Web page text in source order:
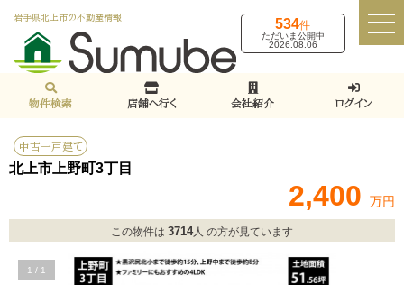
岩手県北上市の不動産情報 534件
ただいま公開中
2026.08.06
物件検索 店舗へ行く 会社紹介 ログイン
中古一戸建て
北上市上野町3丁目
2,400 万円
この物件は 3714人 の方が見ています
1 / 1